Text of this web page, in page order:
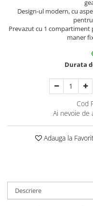
Decoratiuni Craciun
Crengute Decorative
Coronite & Ghirlande
Aromaterapie Craciun
Felicitari, Cutii si Pungi
Design-ul modern, cu
Prevazut cu 1 compartiment
maner
Durata
Cod
Ai nevoie de
Adauga la
Descriere